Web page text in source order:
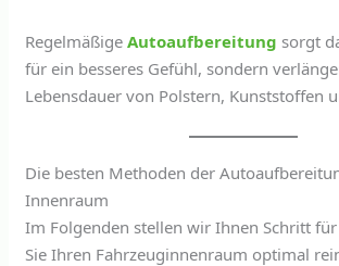
RegelmäßigeAutoaufbereitung sorgt
für ein besseres Gefühl, sondern
Lebensdauer von Polstern, Kunststoffen
Die besten Methoden der
Innenraum
Im Folgenden stellen wir Ihnen Schritt
Sie Ihren Fahrzeuginnenraum optimal